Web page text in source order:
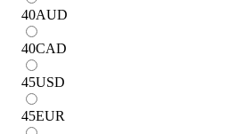
40AUD
40CAD
45USD
45EUR